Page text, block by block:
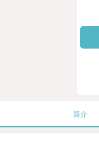
简介